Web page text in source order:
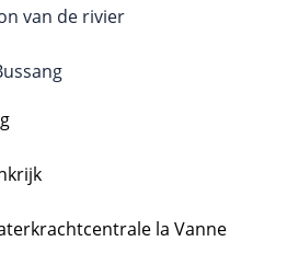
van de rivier
la Vanne